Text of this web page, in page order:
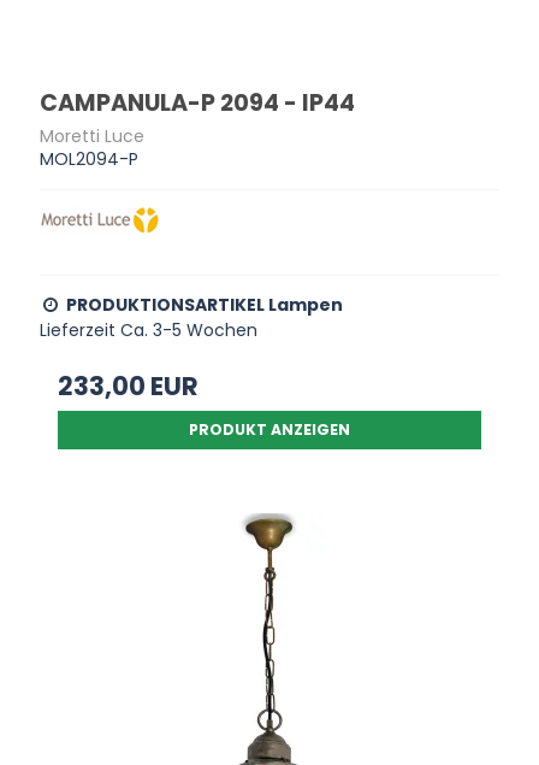
CAMPANULA-P 2094 - IP44
Moretti Luce
MOL2094-P
PRODUKTIONSARTIKEL Lampen
Lieferzeit Ca. 3-5 Wochen
233,00 EUR
PRODUKT ANZEIGEN